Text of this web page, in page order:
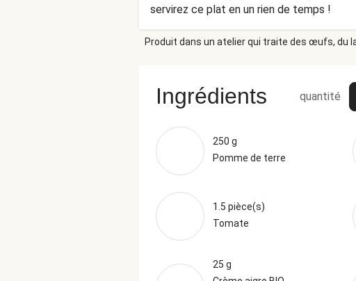
servirez ce plat en un rien de temps !
Produit dans un atelier qui traite des œufs, du
Ingrédients quantité
250 g
Pomme de terre
1.5 pièce(s)
Tomate
25 g